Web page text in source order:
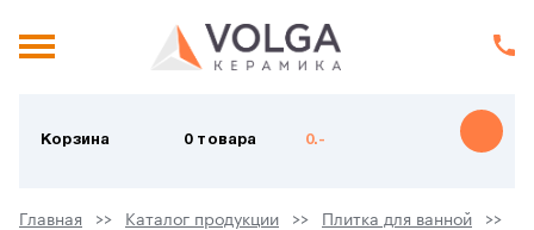
Корзина 0 товара 0.-
Главная Каталог продукции
Плитка для ванной